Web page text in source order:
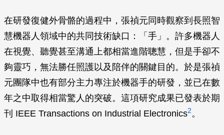
在研發復健外骨骼的過程中，張禎元同時觀察到長照智
慧機器人領域中的共同技術缺口：「手」。許多機器人
在視覺、聽覺甚至溝通上都相當進階聰慧，但是手卻不
夠靈巧，無法勝任照護以及陪伴的關鍵目的。於是張禎
元團隊中也有部分主力專注於機器手的研發，並已在數
年之中取得相當驚人的突破。這項研究成果已發表於期
刊 IEEE Transactions on Industrial Electronics2 。